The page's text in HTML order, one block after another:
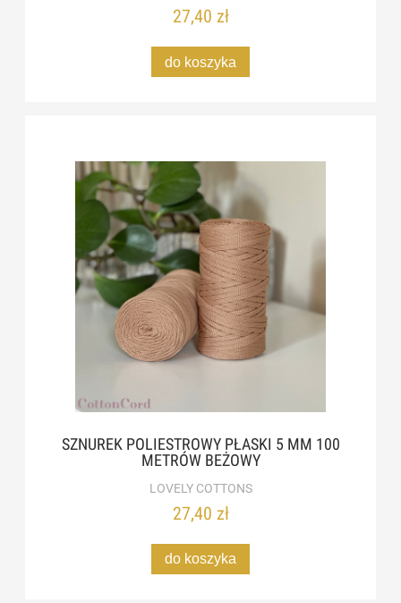
27,40 zł
do koszyka
SZNUREK POLIESTROWY PŁASKI 5 MM 100
METRÓW BEŻOWY
LOVELY COTTONS
27,40 zł
do koszyka